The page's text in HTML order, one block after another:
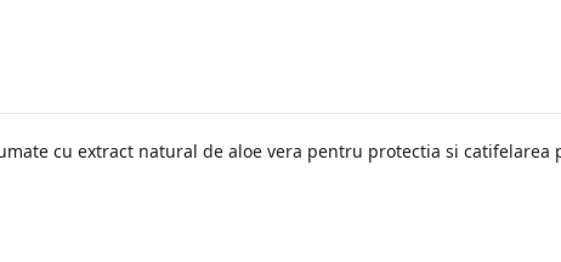
cu extract natural de aloe vera pentru protectia si